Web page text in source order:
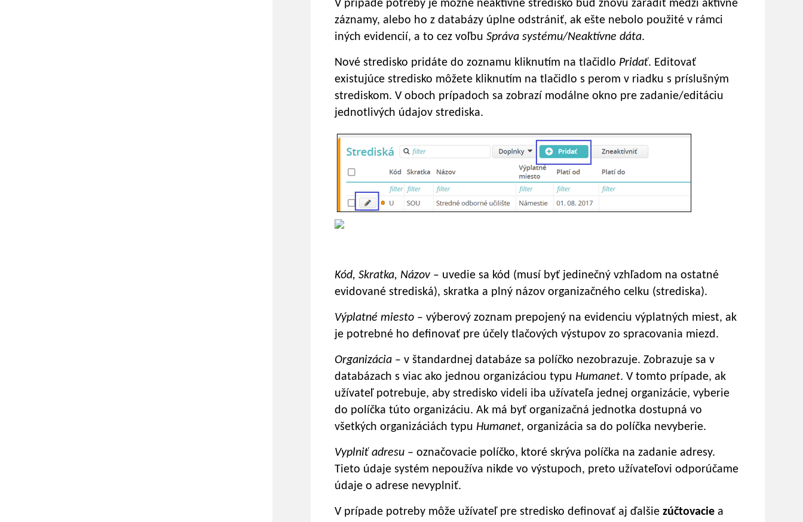
V prípade potreby je možné neaktívne stredisko buď znovu zaradiť medzi aktívne
záznamy, alebo ho z databázy úplne odstrániť, ak ešte nebolo použité v rámci
iných evidencií, a to cez voľbu Správa systému/Neaktívne dáta.
Nové stredisko pridáte do zoznamu kliknutím na tlačidlo Pridať. Editovať
existujúce stredisko môžete kliknutím na tlačidlo s perom v riadku s príslušným
strediskom. V oboch prípadoch sa zobrazí modálne okno pre zadanie/editáciu
jednotlivých údajov strediska.
Kód, Skratka, Názov– uvedie sa kód (musí byť jedinečný vzhľadom na ostatné
evidované strediská), skratka a plný názov organizačného celku (strediska).
Výplatné miesto – výberový zoznam prepojený na evidenciu výplatných miest, ak
je potrebné ho definovať pre účely tlačových výstupov zo spracovania miezd.
Organizácia – v štandardnej databáze sa políčko nezobrazuje. Zobrazuje sa v
databázach s viac ako jednou organizáciou typu Humanet. V tomto prípade, ak
užívateľ potrebuje, aby stredisko videli iba užívateľa jednej organizácie, vyberie
do políčka túto organizáciu. Ak má byť organizačná jednotka dostupná vo
všetkých organizáciách typu Humanet, organizácia sa do políčka nevyberie.
Vyplniť adresu – označovacie políčko, ktoré skrýva políčka na zadanie adresy.
Tieto údaje systém nepoužíva nikde vo výstupoch, preto užívateľovi odporúčame
údaje o adrese nevyplniť.
V prípade potreby môže užívateľ pre stredisko definovať aj ďalšie zúčtovacie a